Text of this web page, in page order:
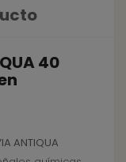
40
ANTIQUA